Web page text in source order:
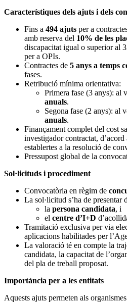
Característiques dels ajuts i dels
Fins a 494 ajuts per a
amb reserva del 10% de les
discapacitat igual o superior al
per a OPIs.
Contractes de 5 anys a temps
fases.
Retribució mínima orientativa:
Primera fase (3 anys): al
anuals.
Segona fase (2 anys): al
anuals.
Finançament complet del cost
investigador contractat,
establertes a la resolució de
Pressupost global de la
Sol·licituds i procediment
Convocatòria en règim de
La sol·licitud s’ha de presentar
la persona candidata, i
el centre d’I+D
Tramitació exclusiva per via
aplicacions habilitades per
La valoració té en compte la
candidata, la capacitat de
del pla de treball proposat.
Importància per a les entitats
Aquests ajuts permeten als